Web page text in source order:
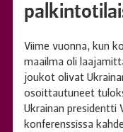
Viime vuonna, kun
maailma oli
joukot olivat
osoittautuneet
Ukrainan presidentti
konferenssissa